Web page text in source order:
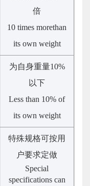
倍
10 times morethan
its own weight
为自身重量10%
以下
Less than 10% of
its own weight
特殊规格可按用
户要求定做
Special
specifications can